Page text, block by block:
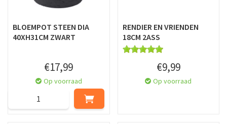
BLOEMPOT STEEN DIA
40XH31CM ZWART
€17,99
Op voorraad
RENDIER EN VRIENDEN
18CM 2ASS
€9,99
Op voorraad